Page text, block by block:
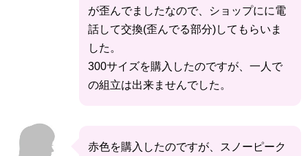
が歪んでましたなので、ショップにに電
話して交換(歪んでる部分)してもらいま
した。
300サイズを購入したのですが、一人で
の組立は出来ませんでした。
赤色を購入したのですが、スノーピーク